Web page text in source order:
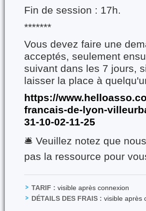
Fin de session : 17h.
*******
Vous devez faire une
acceptés, seulement
suivant dans les 7 jours,
laisser la place à
https://
francais-de-lyon-
31-10-02-11-25
🛎️ Veuillez notez que
pas la ressource pour
TARIF : visible après connexion
DÉTAILS DES FRAIS : visible après